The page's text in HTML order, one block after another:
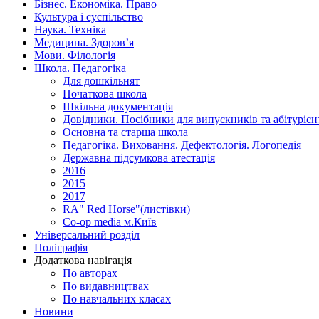
Бізнес. Економіка. Право
Культура і суспільство
Наука. Техніка
Медицина. Здоров’я
Мови. Філологія
Школа. Педагогіка
Для дошкільнят
Початкова школа
Шкільна документація
Довідники. Посібники для випускників та
Основна та старша школа
Педагогіка. Виховання. Дефектологія. Логопедія
Державна підсумкова атестація
2016
2015
2017
RA" Red Horse"(листівки)
Co-op media м.Київ
Універсальний розділ
Поліграфія
Додаткова навігація
По авторах
По видавництвах
По навчальних класах
Новини